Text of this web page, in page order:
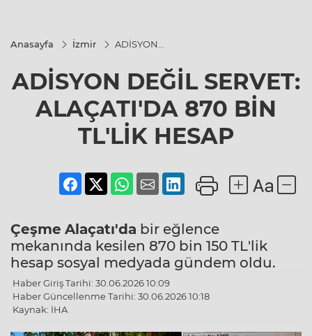
Anasayfa İzmir
ADİSYON
ALAÇATI'DA
870 BİN
TL'LİK
HESAP
ADİSYON DEĞİL SERVET:
ALAÇATI'DA 870 BİN
TL'LİK HESAP
Çeşme Alaçatı'da bir eğlence
mekanında kesilen 870 bin 150 TL'lik
hesap sosyal medyada gündem oldu.
Haber Giriş Tarihi: 30.06.2026 10:09
Haber Güncellenme Tarihi: 30.06.2026 10:18
Kaynak: İHA